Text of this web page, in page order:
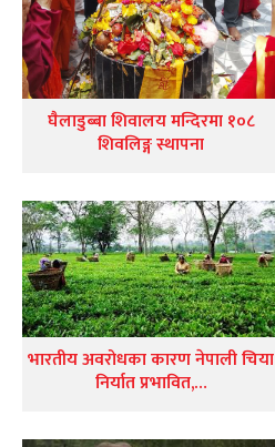
घैलाडुब्बा शिवालय मन्दिरमा १०८
शिवलिङ्ग स्थापना
भारतीय अवरोधका कारण नेपाली चिया
निर्यात प्रभावित,…